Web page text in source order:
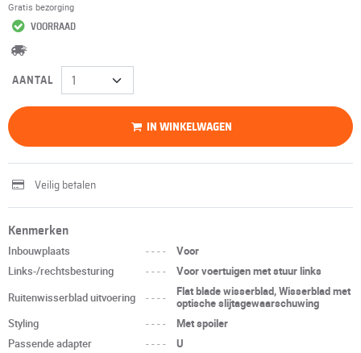
Gratis bezorging
VOORRAAD
AANTAL
IN WINKELWAGEN
Veilig betalen
Kenmerken
Inbouwplaats ----
Voor
Links-/rechtsbesturing
----
Voor voertuigen met stuur links
Ruitenwisserblad uitvoering
----
Flat blade wisserblad, Wisserblad met
optische slijtagewaarschuwing
Styling
----
Met spoiler
Passende adapter
----
U